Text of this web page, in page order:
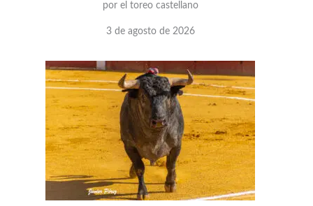
por el toreo castellano
3 de agosto de 2026